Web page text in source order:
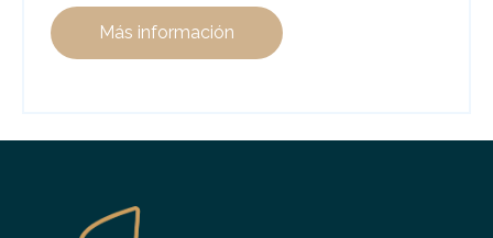
Más información